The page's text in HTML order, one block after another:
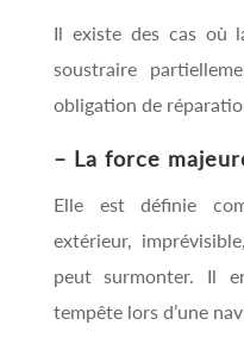
Il existe des cas où
soustraire
obligation de
– La force
Elle est définie
extérieur,
peut surmonter. Il
tempête lors d’une